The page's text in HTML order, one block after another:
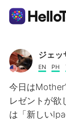
AI
Русский
ジェッ
EN PH
今日は
レゼントが欲
は「新しい